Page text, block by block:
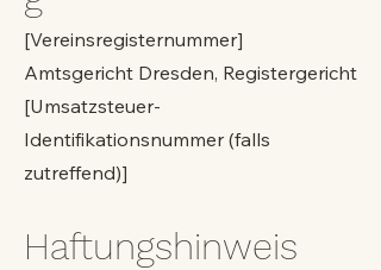
[Vereinsregisternummer]
Amtsgericht Dresden, Registergericht
[Umsatzsteuer-
Identifikationsnummer (falls
zutreffend)]
Haftungshinweis